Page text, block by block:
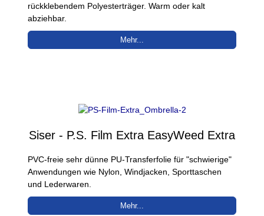
rückklebendem Polyesterträger. Warm oder kalt
abziehbar.
Mehr...
Siser - P.S. Film Extra EasyWeed Extra
PVC-freie sehr dünne PU-Transferfolie für "schwierige"
Anwendungen wie Nylon, Windjacken, Sporttaschen
und Lederwaren.
Mehr...